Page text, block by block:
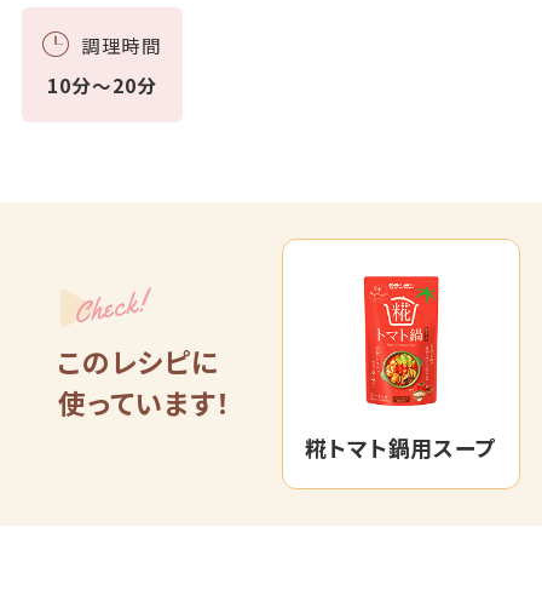
調理時間
10分～20分
Check!
このレシピに
使っています！
糀トマト鍋用スープ